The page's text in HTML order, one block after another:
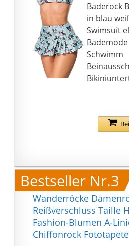
Baderock
in blau
Swimsuit
Bademode
Schwimm
Bestseller Nr.3
Wanderröcke
Reißverschluss Taille
Fashion-Blumen A-
Chiffonrock